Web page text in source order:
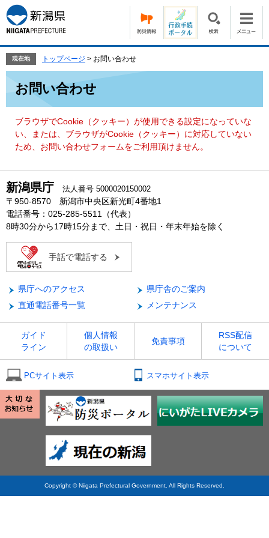
ー
ジ
の
頭
す。
ニ
ュ
ー
飛
て
現在地 トップページ > お問い合わせ
お問い合わせ
ブラウザでCookie（クッキー）が使用できる設定になっていな
い、または、ブラウザがCookie（クッキー）に対応していない
ため、お問い合わせフォームをご利用頂けません。
新潟県庁 法人番号 5000020150002
〒950-8570 新潟市中央区新光町4番地1
電話番号：025-285-5511（代表）
8時30分から17時15分まで、土日・祝日・年末年始を除く
手話で電話する
県庁へのアクセス
県庁舎のご案内
直通電話番号一覧
メンテナンス
ガイド
ライン
個人情報
の取扱い
免責事項
RSS配信
について
PCサイト表示 スマホサイト表示
Copyright © Niigata Prefectural Government. All Rights Reserved.